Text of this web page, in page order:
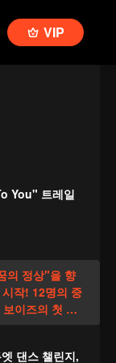
VIP
You" 트레일
의 정상"을 향
작! 12명의 중
이즈의 첫 만
댄스 챌린지,